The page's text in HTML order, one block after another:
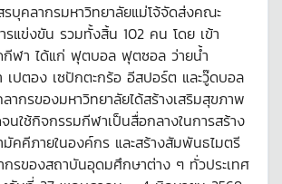
รบุคลากรมหาวิทยาลัยแม่โจ้จัดส่งคณะ
รแข่งขัน รวมทั้งสิ้น 102 คน โดย เข้า
ฬา ได้แก่ ฟุตบอล ฟุตซอล ว่ายน้ำ
ปตอง เซปักตะกร้อ อีสปอร์ต และวู๊ดบอล
ากรของมหาวิทยาลัยได้สร้างเสริมสุขภาพ
ใช้กิจกรรมกีฬาเป็นสื่อกลางในการสร้าง
คคีภายในองค์กร และสร้างสัมพันธไมตรี
รของสถาบันอุดมศึกษาต่าง ๆ ทั่วประเทศ